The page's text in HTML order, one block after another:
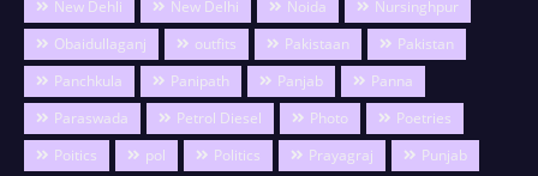
New Dehli
New Delhi Noida
Nursinghpur
Obaidullaganj
outfits Pakistaan
Pakistan
Panchkula
Panipath Panjab
Panna
Paraswada
Petrol Diesel Photo
Poetries
Poitics
pol Politics Prayagraj
Punjab